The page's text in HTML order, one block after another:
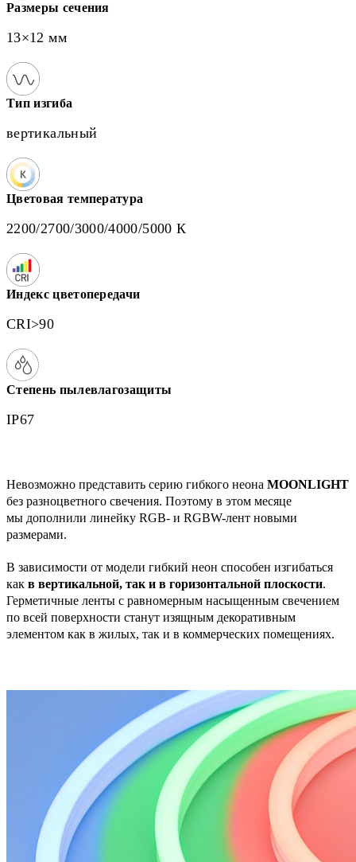
Размеры сечения
13×12 мм
Тип изгиба
вертикальный
Цветовая температура
2200/2700/3000/4000/5000 К
Индекс цветопередачи
CRI>90
Степень пылевлагозащиты
IP67
Невозможно представить серию гибкого неона MOONLIGHT
без разноцветного свечения. Поэтому в этом месяце
мы дополнили линейку RGB- и RGBW-лент новыми
размерами.
В зависимости от модели гибкий неон способен изгибаться
как в вертикальной, так и в горизонтальной плоскости.
Герметичные ленты с равномерным насыщенным свечением
по всей поверхности станут изящным декоративным
элементом как в жилых, так и в коммерческих помещениях.